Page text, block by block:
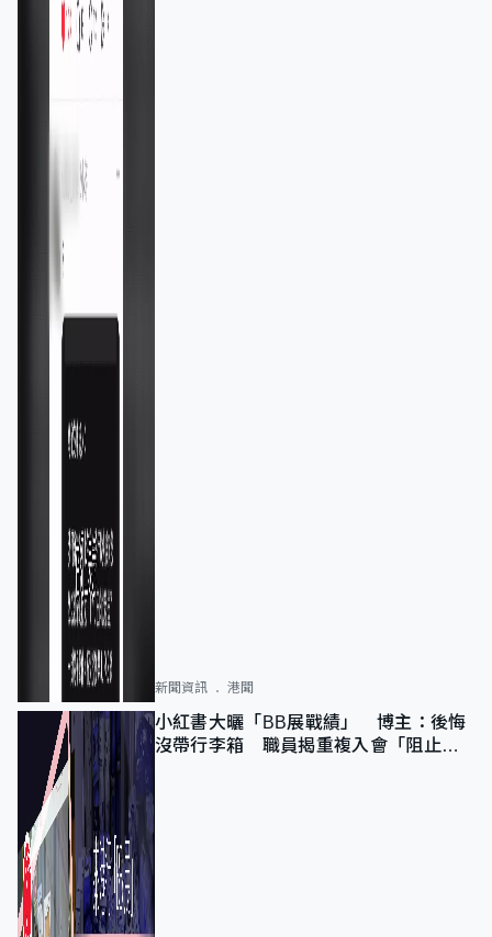
新聞資訊 港聞
小紅書大曬「BB展戰績」 博主：後悔
沒帶行李箱 職員揭重複入會「阻止唔